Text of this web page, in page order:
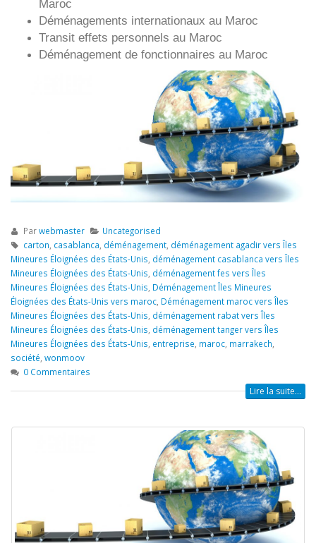
Maroc
Déménagements internationaux au Maroc
Transit effets personnels au Maroc
Déménagement de fonctionnaires au Maroc
Parwebmaster
Uncategorised
carton casablanca déménagement, déménagement agadir vers Îles
Mineures Éloignées des États-Unis déménagement casablanca vers Îles
Mineures Éloignées des États-Unis déménagement fes vers Îles
Mineures Éloignées des États-Unis Déménagement Îles Mineures
Éloignées des États-Unis vers maroc Déménagement maroc vers Îles
Mineures Éloignées des États-Unis déménagement rabat vers Îles
Mineures Éloignées des États-Unis déménagement tanger vers Îles
Mineures Éloignées des États-Unis entreprise maroc marrakech
société wonmoov
0 Commentaires
Lire la suite...